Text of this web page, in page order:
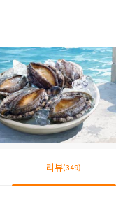
리뷰(349)